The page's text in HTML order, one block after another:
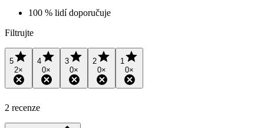
100 % lidí doporučuje
Filtrujte
5
2×
4
0×
3
0×
2
0×
1
0×
2 recenze